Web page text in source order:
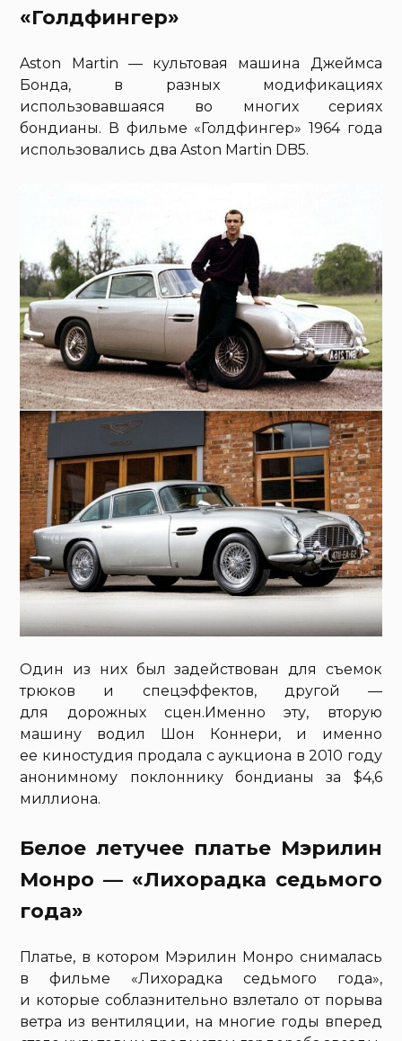
«Голдфингер»
Aston Martin — культовая машина Джеймса
Бонда, в разных модификациях
использовавшаяся во многих сериях
бондианы. В фильме «Голдфингер» 1964 года
использовались два Aston Martin DB5.
Один из них был задействован для съемок
трюков и спецэффектов, другой —
для дорожных сцен.Именно эту, вторую
машину водил Шон Коннери, и именно
ее киностудия продала с аукциона в 2010 году
анонимному поклоннику бондианы за $4,6
миллиона.
Белое летучее платье Мэрилин
Монро — «Лихорадка седьмого
года»
Платье, в котором Мэрилин Монро снималась
в фильме «Лихорадка седьмого года»,
и которые соблазнительно взлетало от порыва
ветра из вентиляции, на многие годы вперед